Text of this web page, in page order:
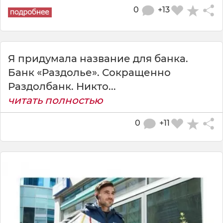
+13
0
Я придумала название для банка.
Банк «Раздолье». Сокращенно
Раздолбанк. Никто...
читать полностью
+11
0